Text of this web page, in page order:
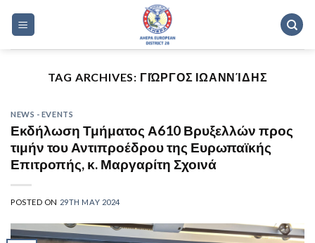
TAG ARCHIVES: ΓΙΏΡΓΟΣ ΙΩΑΝΝΊΔΗΣ
NEWS - EVENTS
Εκδήλωση Τμήματος Α610 Βρυξελλών προς
τιμήν του Αντιπροέδρου της Ευρωπαϊκής
Επιτροπής, κ. Μαργαρίτη Σχοινά
POSTED ON 29TH MAY 2024